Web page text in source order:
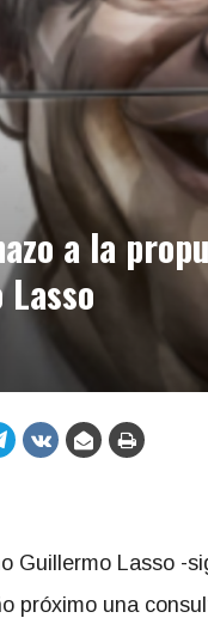
a la
Guillermo Lasso -
próximo una